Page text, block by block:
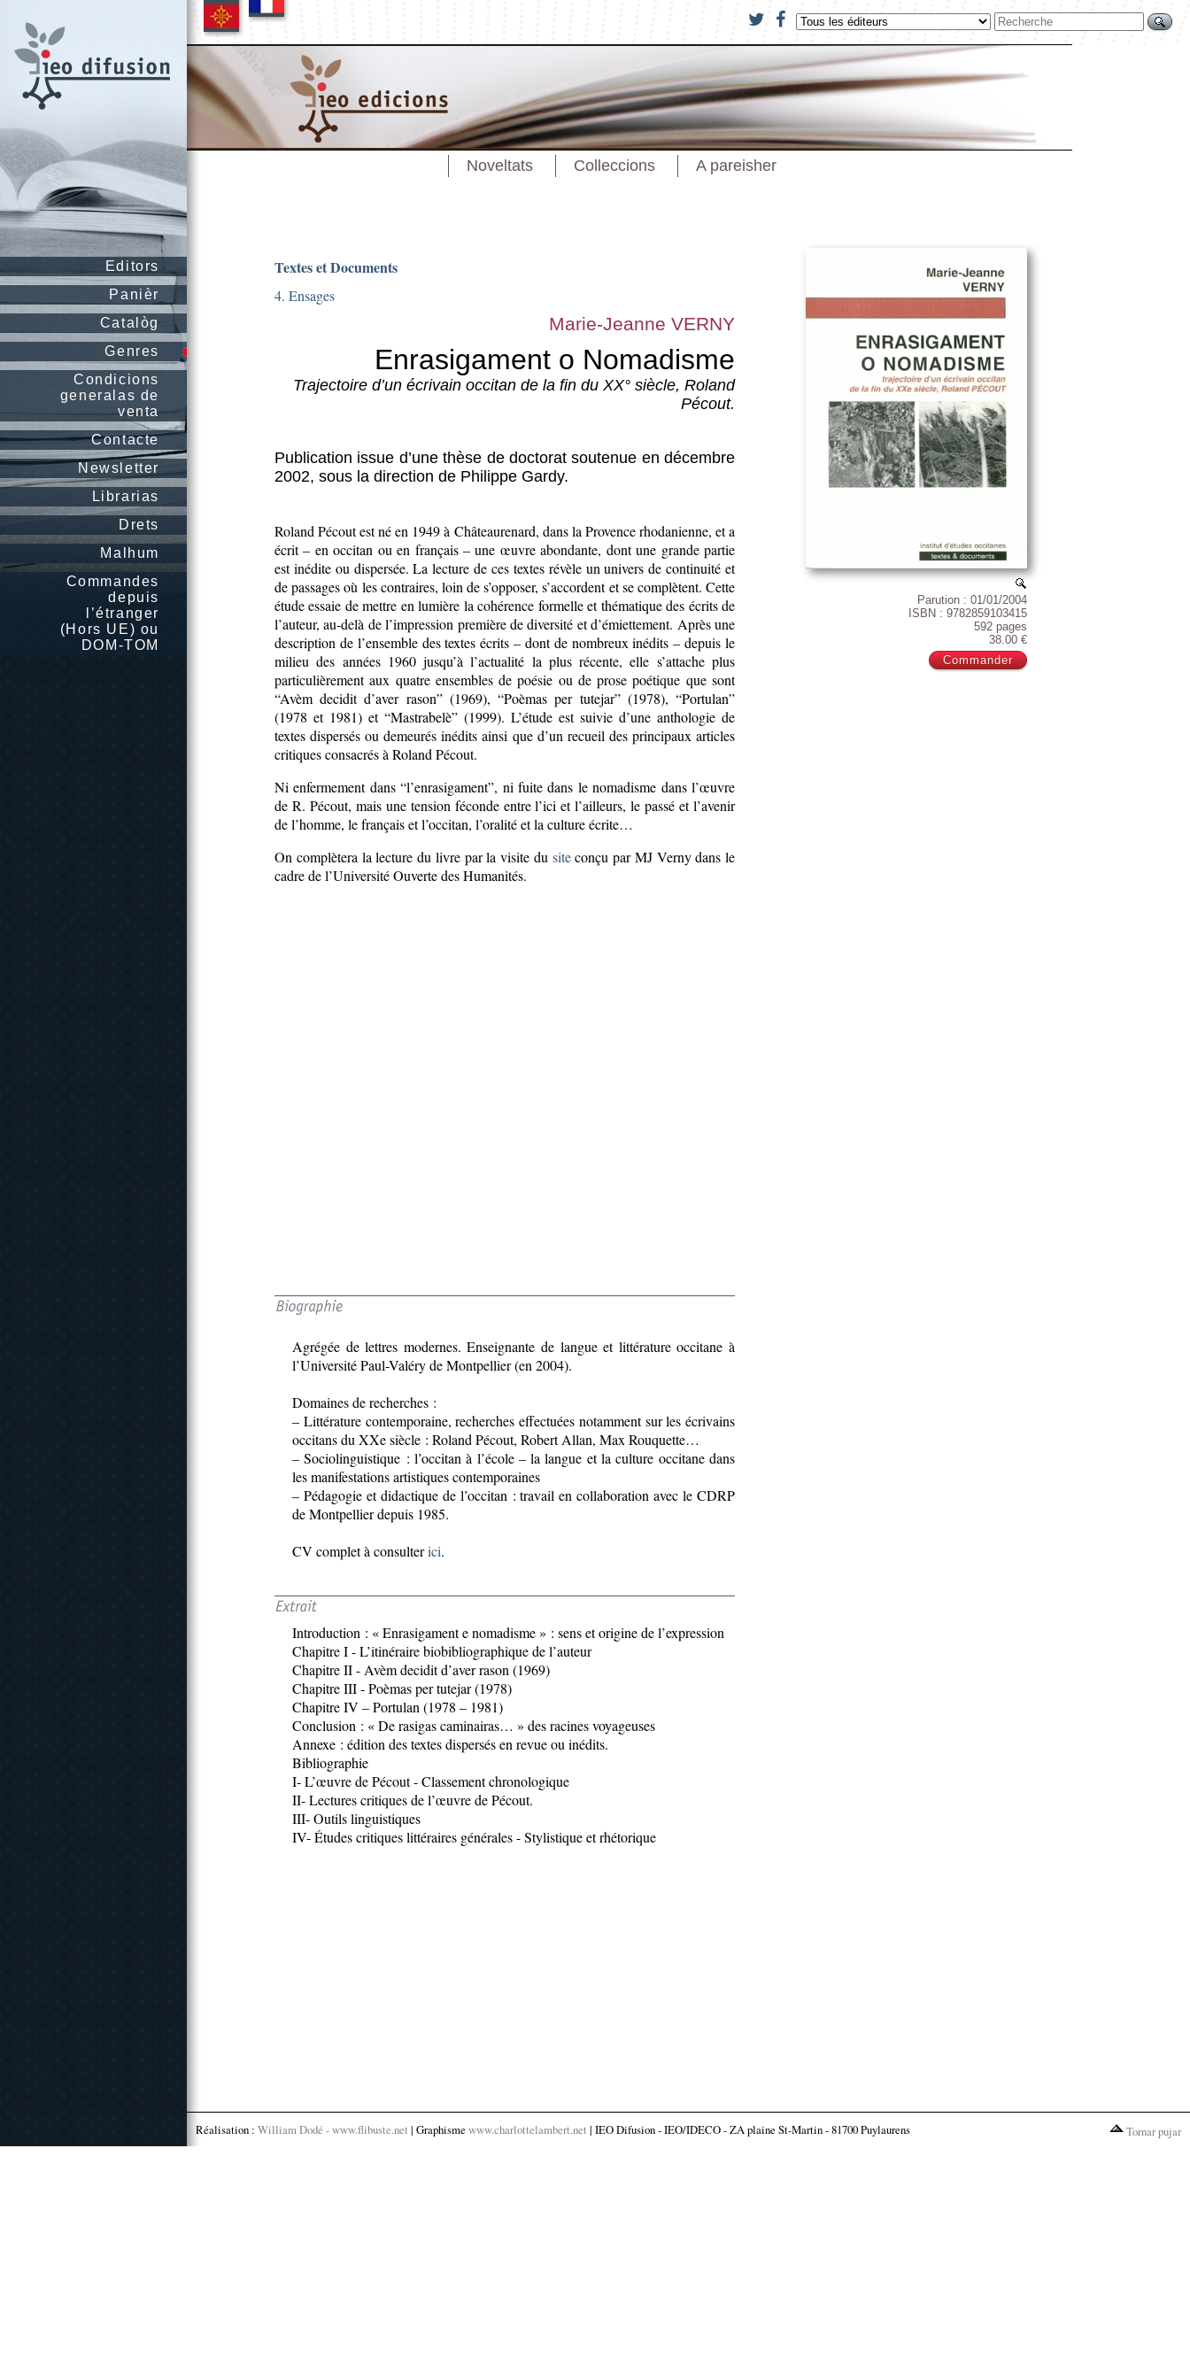
Editors
Panièr
Catalòg
Genres
Condicions
generalas de
venta
Contacte
Newsletter
Librarias
Drets
Malhum
Commandes
depuis
l’étranger
(Hors UE) ou
DOM-TOM
Noveltats Colleccions A pareisher
Parution : 01/01/2004
ISBN : 9782859103415
592 pages
38.00 €
Textes et Documents
4. Ensages
Marie-Jeanne VERNY
Enrasigament o Nomadisme
Trajectoire d’un écrivain occitan de la fin du XX° siècle, Roland
Pécout.
Publication issue d’une thèse de doctorat soutenue en décembre
2002, sous la direction de Philippe Gardy.
Roland Pécout est né en 1949 à Châteaurenard, dans la Provence rhodanienne, et a
écrit – en occitan ou en français – une œuvre abondante, dont une grande partie
est inédite ou dispersée. La lecture de ces textes révèle un univers de continuité et
de passages où les contraires, loin de s’opposer, s’accordent et se complètent. Cette
étude essaie de mettre en lumière la cohérence formelle et thématique des écrits de
l’auteur, au-delà de l’impression première de diversité et d’émiettement. Après une
description de l’ensemble des textes écrits – dont de nombreux inédits – depuis le
milieu des années 1960 jusqu’à l’actualité la plus récente, elle s’attache plus
particulièrement aux quatre ensembles de poésie ou de prose poétique que sont
“Avèm decidit d’aver rason” (1969), “Poèmas per tutejar” (1978), “Portulan”
(1978 et 1981) et “Mastrabelè” (1999). L’étude est suivie d’une anthologie de
textes dispersés ou demeurés inédits ainsi que d’un recueil des principaux articles
critiques consacrés à Roland Pécout.
Ni enfermement dans “l’enrasigament”, ni fuite dans le nomadisme dans l’œuvre
de R. Pécout, mais une tension féconde entre l’ici et l’ailleurs, le passé et l’avenir
de l’homme, le français et l’occitan, l’oralité et la culture écrite…
On complètera la lecture du livre par la visite du siteconçu par MJ Verny dans le
cadre de l’Université Ouverte des Humanités.
Agrégée de lettres modernes. Enseignante de langue et littérature occitane à
l’Université Paul-Valéry de Montpellier (en 2004).
Domaines de recherches :
– Littérature contemporaine, recherches effectuées notamment sur les écrivains
occitans du XXe siècle : Roland Pécout, Robert Allan, Max Rouquette…
– Sociolinguistique : l’occitan à l’école – la langue et la culture occitane dans
les manifestations artistiques contemporaines
– Pédagogie et didactique de l’occitan : travail en collaboration avec le CDRP
de Montpellier depuis 1985.
CV complet à consulterici.
Introduction : « Enrasigament e nomadisme » : sens et origine de l’expression
Chapitre I - L’itinéraire biobibliographique de l’auteur
Chapitre II - Avèm decidit d’aver rason (1969)
Chapitre III - Poèmas per tutejar (1978)
Chapitre IV – Portulan (1978 – 1981)
Conclusion : « De rasigas caminairas… » des racines voyageuses
Annexe : édition des textes dispersés en revue ou inédits.
Bibliographie
I- L’œuvre de Pécout - Classement chronologique
II- Lectures critiques de l’œuvre de Pécout.
III- Outils linguistiques
IV- Études critiques littéraires générales - Stylistique et rhétorique
Réalisation : William Dodé - www.flibuste.net | Graphisme www.charlottelambert.net | IEO Difusion - IEO/IDECO - ZA plaine St-Martin - 81700 Puylaurens Tornar pujar